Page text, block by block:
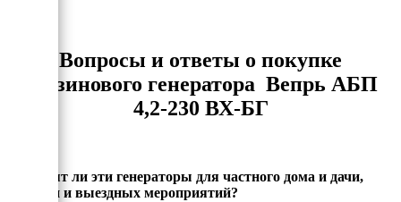
Вопросы и ответы о покупке
бензинового генератора Вепрь АБП
4,2-230 ВХ-БГ
Подходят ли эти генераторы для частного дома и дачи,
стройки и выездных мероприятий?